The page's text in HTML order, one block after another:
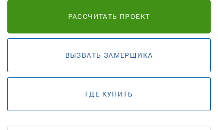
РАССЧИТАТЬ ПРОЕКТ
ВЫЗВАТЬ ЗАМЕРЩИКА
ГДЕ КУПИТЬ